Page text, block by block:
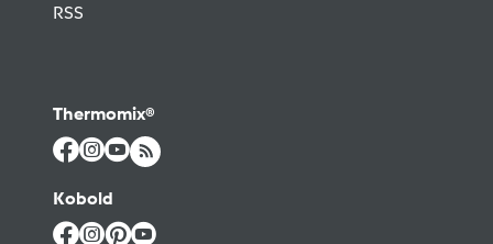
RSS
Thermomix®
Kobold